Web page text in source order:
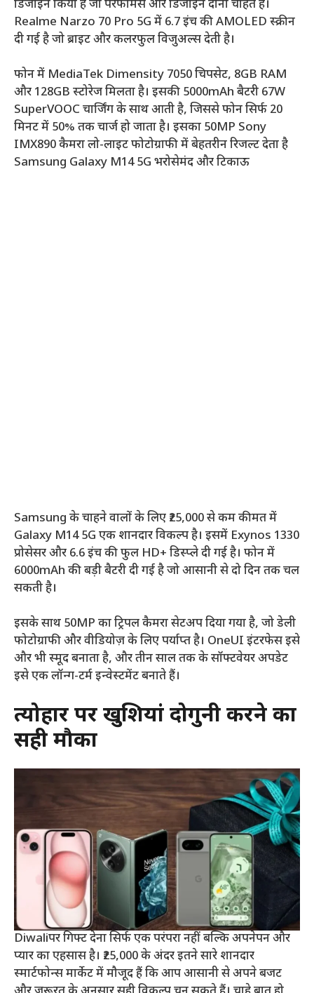
डिजाइन किया है जो परफॉर्मेंस और डिजाइन दोनों चाहते हैं।
Realme Narzo 70 Pro 5G में 6.7 इंच की AMOLED स्क्रीन
दी गई है जो ब्राइट और कलरफुल विजुअल्स देती है।
फोन में MediaTek Dimensity 7050 चिपसेट, 8GB RAM
और 128GB स्टोरेज मिलता है। इसकी 5000mAh बैटरी 67W
SuperVOOC चार्जिंग के साथ आती है, जिससे फोन सिर्फ 20
मिनट में 50% तक चार्ज हो जाता है। इसका 50MP Sony
IMX890 कैमरा लो-लाइट फोटोग्राफी में बेहतरीन रिजल्ट देता है
Samsung Galaxy M14 5G भरोसेमंद और टिकाऊ
Samsung के चाहने वालों के लिए ₹25,000 से कम कीमत में
Galaxy M14 5G एक शानदार विकल्प है। इसमें Exynos 1330
प्रोसेसर और 6.6 इंच की फुल HD+ डिस्प्ले दी गई है। फोन में
6000mAh की बड़ी बैटरी दी गई है जो आसानी से दो दिन तक चल
सकती है।
इसके साथ 50MP का ट्रिपल कैमरा सेटअप दिया गया है, जो डेली
फोटोग्राफी और वीडियोज़ के लिए पर्याप्त है। OneUI इंटरफेस इसे
और भी स्मूद बनाता है, और तीन साल तक के सॉफ्टवेयर अपडेट
इसे एक लॉन्ग-टर्म इन्वेस्टमेंट बनाते हैं।
त्योहार पर खुशियां दोगुनी करने का
सही मौका
Diwaliपर गिफ्ट देना सिर्फ एक परंपरा नहीं बल्कि अपनेपन और
प्यार का एहसास है। ₹25,000 के अंदर इतने सारे शानदार
स्मार्टफोन्स मार्केट में मौजूद हैं कि आप आसानी से अपने बजट